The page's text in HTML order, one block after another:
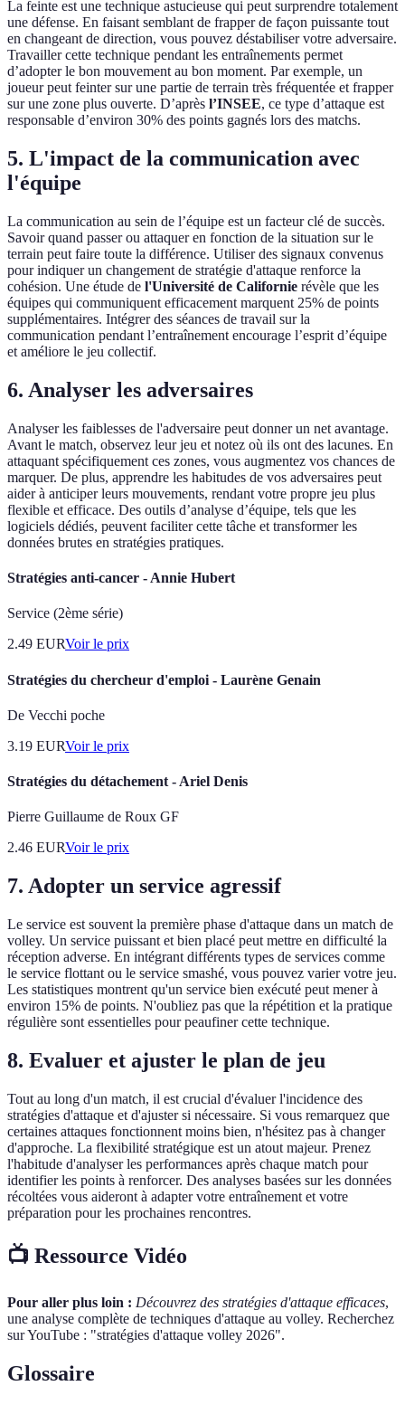
La feinte est une technique astucieuse qui peut surprendre totalement
une défense. En faisant semblant de frapper de façon puissante tout
en changeant de direction, vous pouvez déstabiliser votre adversaire.
Travailler cette technique pendant les entraînements permet
d’adopter le bon mouvement au bon moment. Par exemple, un
joueur peut feinter sur une partie de terrain très fréquentée et frapper
sur une zone plus ouverte. D’après l’INSEE, ce type d’attaque est
responsable d’environ 30% des points gagnés lors des matchs.
5. L'impact de la communication avec
l'équipe
La communication au sein de l’équipe est un facteur clé de succès.
Savoir quand passer ou attaquer en fonction de la situation sur le
terrain peut faire toute la différence. Utiliser des signaux convenus
pour indiquer un changement de stratégie d'attaque renforce la
cohésion. Une étude de l'Université de Californie révèle que les
équipes qui communiquent efficacement marquent 25% de points
supplémentaires. Intégrer des séances de travail sur la
communication pendant l’entraînement encourage l’esprit d’équipe
et améliore le jeu collectif.
6. Analyser les adversaires
Analyser les faiblesses de l'adversaire peut donner un net avantage.
Avant le match, observez leur jeu et notez où ils ont des lacunes. En
attaquant spécifiquement ces zones, vous augmentez vos chances de
marquer. De plus, apprendre les habitudes de vos adversaires peut
aider à anticiper leurs mouvements, rendant votre propre jeu plus
flexible et efficace. Des outils d’analyse d’équipe, tels que les
logiciels dédiés, peuvent faciliter cette tâche et transformer les
données brutes en stratégies pratiques.
Stratégies anti-cancer - Annie Hubert
Service (2ème série)
2.49 EURVoir le prix
Stratégies du chercheur d'emploi - Laurène Genain
De Vecchi poche
3.19 EURVoir le prix
Stratégies du détachement - Ariel Denis
Pierre Guillaume de Roux GF
2.46 EURVoir le prix
7. Adopter un service agressif
Le service est souvent la première phase d'attaque dans un match de
volley. Un service puissant et bien placé peut mettre en difficulté la
réception adverse. En intégrant différents types de services comme
le service flottant ou le service smashé, vous pouvez varier votre jeu.
Les statistiques montrent qu'un service bien exécuté peut mener à
environ 15% de points. N'oubliez pas que la répétition et la pratique
régulière sont essentielles pour peaufiner cette technique.
8. Evaluer et ajuster le plan de jeu
Tout au long d'un match, il est crucial d'évaluer l'incidence des
stratégies d'attaque et d'ajuster si nécessaire. Si vous remarquez que
certaines attaques fonctionnent moins bien, n'hésitez pas à changer
d'approche. La flexibilité stratégique est un atout majeur. Prenez
l'habitude d'analyser les performances après chaque match pour
identifier les points à renforcer. Des analyses basées sur les données
récoltées vous aideront à adapter votre entraînement et votre
préparation pour les prochaines rencontres.
📺 Ressource Vidéo
Pour aller plus loin : Découvrez des stratégies d'attaque efficaces,
une analyse complète de techniques d'attaque au volley. Recherchez
sur YouTube : "stratégies d'attaque volley 2026".
Glossaire